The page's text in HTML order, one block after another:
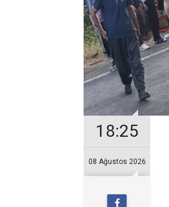
18:25
08 Ağustos 2026